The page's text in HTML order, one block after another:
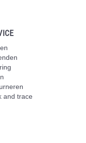
and trace